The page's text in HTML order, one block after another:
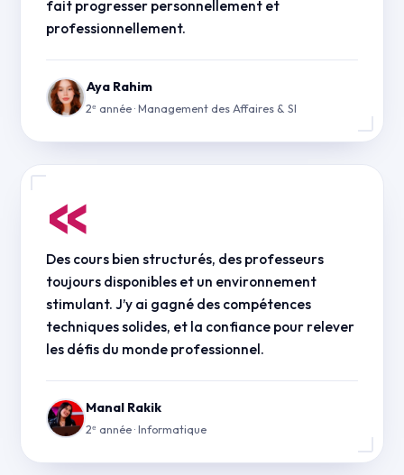
fait progresser personnellement et
professionnellement.
Aya Rahim
2ᵉ année · Management des Affaires & SI
«
Des cours bien structurés, des professeurs
toujours disponibles et un environnement
stimulant. J’y ai gagné des compétences
techniques solides, et la confiance pour relever
les défis du monde professionnel.
Manal Rakik
2ᵉ année · Informatique